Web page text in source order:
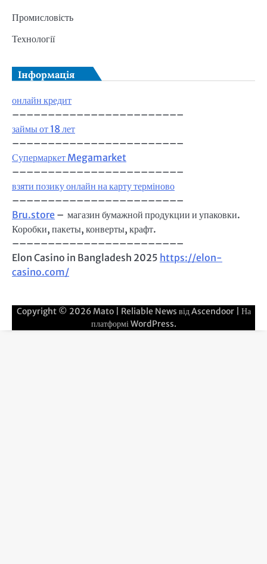
Промисловість
Технології
Інформація
онлайн кредит
––––––––––––––––––––––––
займы от 18 лет
––––––––––––––––––––––––
Супермаркет Megamarket
––––––––––––––––––––––––
взяти позику онлайн на карту терміново
––––––––––––––––––––––––
Bru.store – магазин бумажной продукции и упаковки.
Коробки, пакеты, конверты, крафт.
––––––––––––––––––––––––
Elon Casino in Bangladesh 2025 https://elon-
casino.com/
Copyright © 2026 Mato| Reliable News відAscendoor| На
платформіWordPress.